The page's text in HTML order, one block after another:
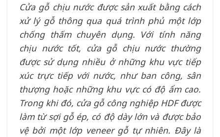
Cửa gỗ chịu nước được sản xuất bằng cách
xử lý gỗ thông qua quá trình phủ một lớp
chống thấm chuyên dụng. Với tính năng
chịu nước tốt, cửa gỗ chịu nước thường
được sử dụng nhiều ở những khu vực tiếp
xúc trực tiếp với nước, như ban công, sân
thượng hoặc những khu vực có độ ẩm cao.
Trong khi đó, cửa gỗ công nghiệp HDF được
làm từ sợi gỗ ép, có độ dày lớn và được bảo
vệ bởi một lớp veneer gỗ tự nhiên. Đây là